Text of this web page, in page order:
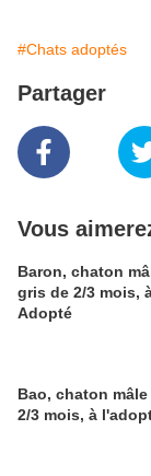
#Chats adoptés
Partager
Vous
Baron, chaton
gris de 2/3 mois,
Adopté
Bao, chaton
2/3 mois, à